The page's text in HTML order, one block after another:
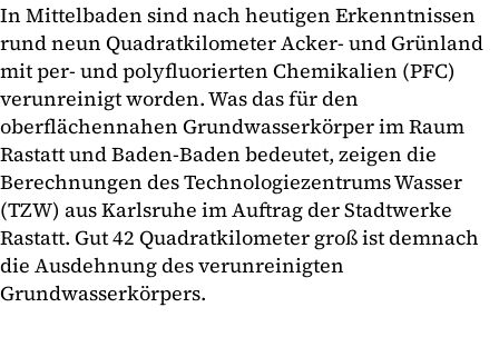
In Mittelbaden sind nach heutigen Erkenntnissen
rund neun Quadratkilometer Acker- und Grünland
mit per- und polyfluorierten Chemikalien (PFC)
verunreinigt worden. Was das für den
oberflächennahen Grundwasserkörper im Raum
Rastatt und Baden-Baden bedeutet, zeigen die
Berechnungen des Technologiezentrums Wasser
(TZW) aus Karlsruhe im Auftrag der Stadtwerke
Rastatt. Gut 42 Quadratkilometer groß ist demnach
die Ausdehnung des verunreinigten
Grundwasserkörpers.